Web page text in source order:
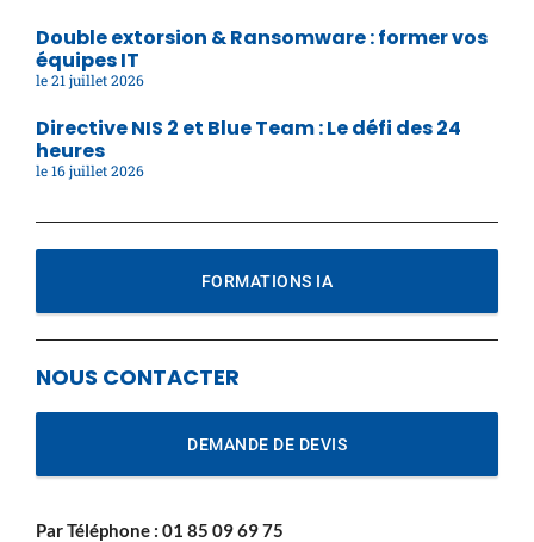
Double extorsion & Ransomware : former vos
équipes IT
21 juillet 2026
Directive NIS 2 et Blue Team : Le défi des 24
heures
16 juillet 2026
FORMATIONS IA
NOUS CONTACTER
DEMANDE DE DEVIS
Par Téléphone : 01 85 09 69 75